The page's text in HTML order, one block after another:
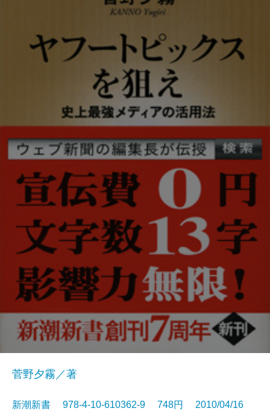
菅野夕霧／著
新潮新書 978-4-10-610362-9 748円 2010/04/16